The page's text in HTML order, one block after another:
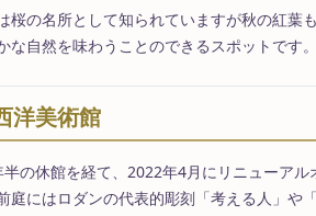
桜の名所として知られていますが秋の紅葉
な自然を味わうことのできるスポットです。
洋美術館
半の休館を経て、2022年4月にリニューアル
庭にはロダンの代表的彫刻「考える人」や